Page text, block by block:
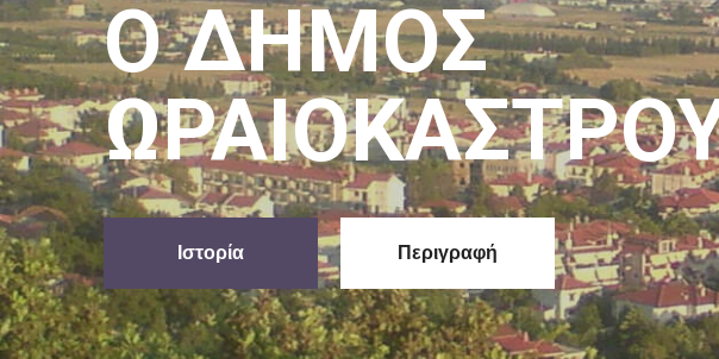
Δημοτικό
Συμβούλιο
Δείτε Εδώ Ενημέρωση